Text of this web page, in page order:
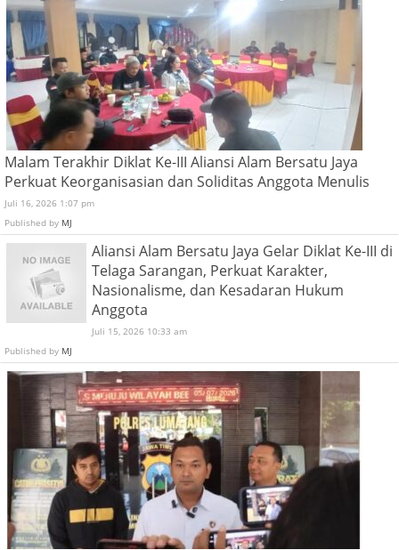
Malam Terakhir Diklat Ke-III Aliansi Alam Bersatu Jaya
Perkuat Keorganisasian dan Soliditas Anggota Menulis
Juli 16, 2026 1:07 pm
Published by MJ
Aliansi Alam Bersatu Jaya Gelar Diklat Ke-III di
Telaga Sarangan, Perkuat Karakter,
Nasionalisme, dan Kesadaran Hukum
Anggota
Juli 15, 2026 10:33 am
Published by MJ